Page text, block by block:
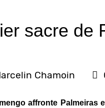
sacre de
Chamoin
affronte